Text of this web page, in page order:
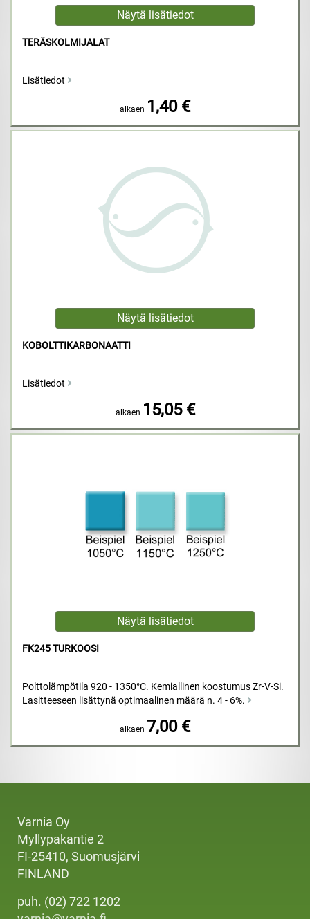
TERÄSKOLMIJALAT
Lisätiedot
alkaen 1,40 €
KOBOLTTIKARBONAATTI
Lisätiedot
alkaen 15,05 €
FK245 TURKOOSI
Polttolämpötila 920 - 1350°C. Kemiallinen koostumus Zr-V-Si.
Lasitteeseen lisättynä optimaalinen määrä n. 4 - 6%.
alkaen 7,00 €
Varnia Oy
Myllypakantie 2
FI-25410, Suomusjärvi
FINLAND
puh. (02) 722 1202